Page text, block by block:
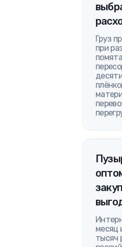
Груз
при
месяц
тысяч